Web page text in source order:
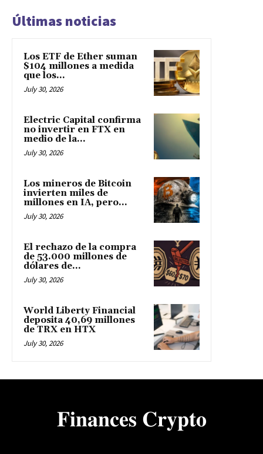
Últimas noticias
Los ETF de Ether suman
$104 millones a medida
que los...
July 30, 2026
Electric Capital confirma
no invertir en FTX en
medio de la...
July 30, 2026
Los mineros de Bitcoin
invierten miles de
millones en IA, pero...
July 30, 2026
El rechazo de la compra
de 53.000 millones de
dólares de...
July 30, 2026
World Liberty Financial
deposita 40,69 millones
de TRX en HTX
July 30, 2026
𝐅𝐢𝐧𝐚𝐧𝐜𝐞𝐬 𝐂𝐫𝐲𝐩𝐭𝐨